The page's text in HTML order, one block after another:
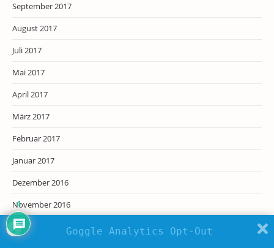
September 2017
August 2017
Juli 2017
Mai 2017
April 2017
März 2017
Februar 2017
Januar 2017
Dezember 2016
November 2016
Oktober 2016
Goggle Analytics Opt-Out
4